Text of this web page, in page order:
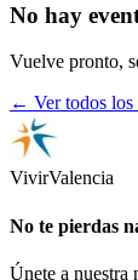
No hay
Vuelve pronto,
← Ver todos los
VivirValencia
No te pierdas
Únete a nuestra